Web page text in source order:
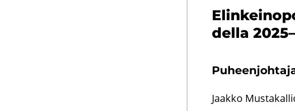
del­la
Jaak­ko